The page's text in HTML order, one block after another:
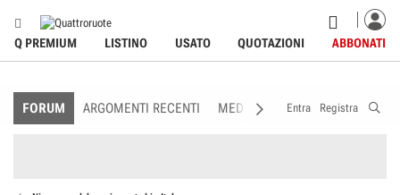
Q PREMIUM LISTINO USATO QUOTAZIONI ABBONATI
FORUM ARGOMENTI RECENTI MEDIA MEMBRI
Entra Registra